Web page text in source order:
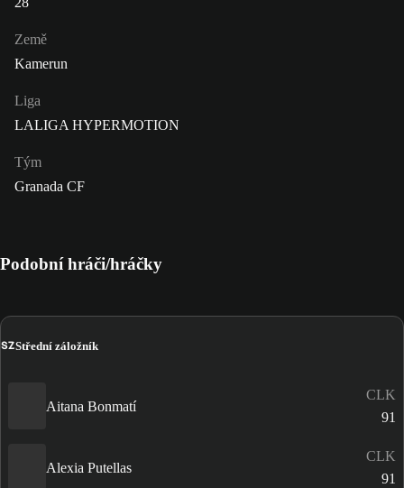
Země
Kamerun
Liga
LALIGA HYPERMOTION
Tým
Granada CF
Podobní hráči/hráčky
SZStřední záložník
Aitana Bonmatí
CLK
91
Alexia Putellas
CLK
91